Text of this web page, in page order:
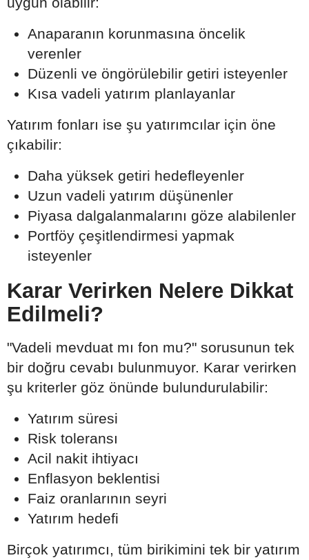
Anaparanın korunmasına öncelik
verenler
Düzenli ve öngörülebilir getiri isteyenler
Kısa vadeli yatırım planlayanlar
Yatırım fonları ise şu yatırımcılar için öne
çıkabilir:
Daha yüksek getiri hedefleyenler
Uzun vadeli yatırım düşünenler
Piyasa dalgalanmalarını göze alabilenler
Portföy çeşitlendirmesi yapmak
isteyenler
Karar Verirken Nelere Dikkat
Edilmeli?
"Vadeli mevduat mı fon mu?" sorusunun tek
bir doğru cevabı bulunmuyor. Karar verirken
şu kriterler göz önünde bulundurulabilir:
Yatırım süresi
Risk toleransı
Acil nakit ihtiyacı
Enflasyon beklentisi
Faiz oranlarının seyri
Yatırım hedefi
Birçok yatırımcı, tüm birikimini tek bir yatırım